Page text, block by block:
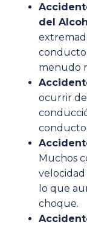
del
menudo
ocurrir
Muchos
velocidad
lo que
choque.